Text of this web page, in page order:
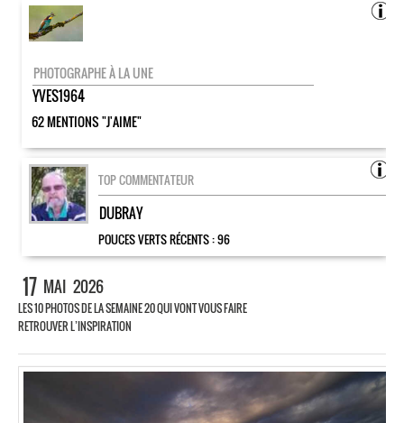
PHOTOGRAPHE À LA UNE
YVES1964
62 MENTIONS "J'AIME"
TOP COMMENTATEUR
DUBRAY
POUCES VERTS RÉCENTS :96
17 MAI 2026
LES 10 PHOTOS DE LA SEMAINE 20 QUI VONT VOUS FAIRE
RETROUVER L’INSPIRATION